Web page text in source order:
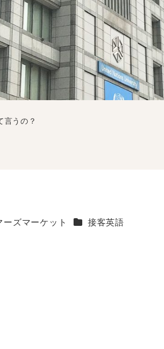
言うの？
ズマーケット カテゴリー
接客英語